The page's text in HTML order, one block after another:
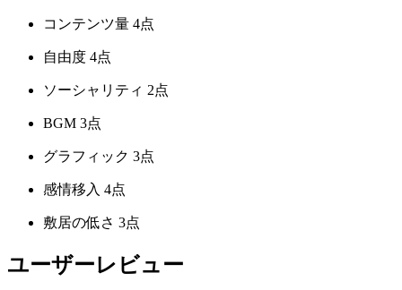
コンテンツ量 4点
自由度 4点
ソーシャリティ 2点
BGM 3点
グラフィック 3点
感情移入 4点
敷居の低さ 3点
ユーザーレビュー